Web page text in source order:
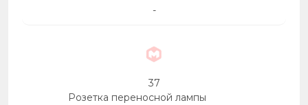
-
37
Розетка переносной лампы